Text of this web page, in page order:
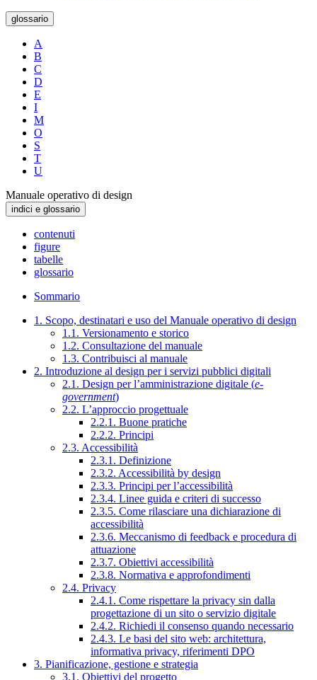
glossario
A
B
C
D
E
I
M
O
S
T
U
Manuale operativo di design
indici e glossario
contenuti
figure
tabelle
glossario
Sommario
1. Scopo, destinatari e uso del Manuale operativo di design
1.1. Versionamento e storico
1.2. Consultazione del manuale
1.3. Contribuisci al manuale
2. Introduzione al design per i servizi pubblici digitali
2.1. Design per l’amministrazione digitale (e-
government)
2.2. L’approccio progettuale
2.2.1. Buone pratiche
2.2.2. Principi
2.3. Accessibilità
2.3.1. Definizione
2.3.2. Accessibilità by design
2.3.3. Principi per l’accessibilità
2.3.4. Linee guida e criteri di successo
2.3.5. Come rilasciare una dichiarazione di
accessibilità
2.3.6. Meccanismo di feedback e procedura di
attuazione
2.3.7. Obiettivi accessibilità
2.3.8. Normativa e approfondimenti
2.4. Privacy
2.4.1. Come rispettare la privacy sin dalla
progettazione di un sito o servizio digitale
2.4.2. Richiedi il consenso quando necessario
2.4.3. Le basi del sito web: architettura,
informativa privacy, riferimenti DPO
3. Pianificazione, gestione e strategia
3.1. Obiettivi del progetto